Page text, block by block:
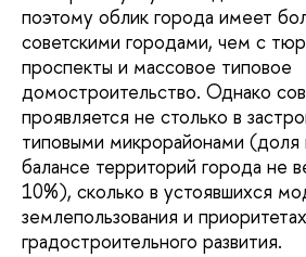
поэтому облик города имеет
советскими городами, чем с
проспекты и массовое типовое
домостроительство. Однако
проявляется не столько в
типовыми микрорайонами
балансе территорий города не
10%), сколько в устоявшихся
землепользования и приоритетах
градостроительного развития.